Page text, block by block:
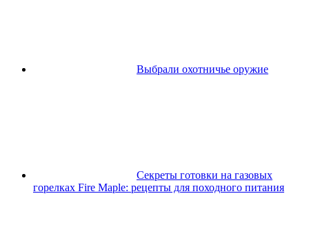
Выбрали охотничье оружие
Секреты готовки на газовых
горелках Fire Maple: рецепты для походного питания